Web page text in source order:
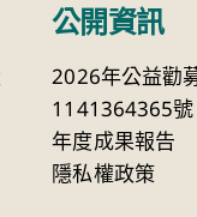
公開資訊
2026年公益勸
1141364365號
年度成果報告
隱私權政策